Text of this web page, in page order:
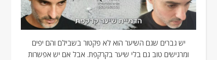
יש גברים שגם השיער הוא לא פקטור בשבילם והם יפים
ומרגישים טוב גם בלי שיער בקרקפת. אבל אם יש אפשרות